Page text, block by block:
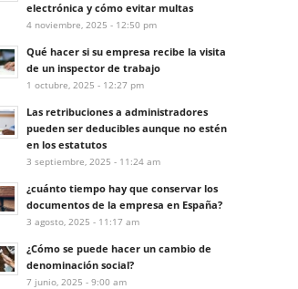
electrónica y cómo evitar multas
4 noviembre, 2025 - 12:50 pm
Qué hacer si su empresa recibe la visita
de un inspector de trabajo
1 octubre, 2025 - 12:27 pm
Las retribuciones a administradores
pueden ser deducibles aunque no estén
en los estatutos
3 septiembre, 2025 - 11:24 am
¿cuánto tiempo hay que conservar los
documentos de la empresa en España?
3 agosto, 2025 - 11:17 am
¿Cómo se puede hacer un cambio de
denominación social?
7 junio, 2025 - 9:00 am